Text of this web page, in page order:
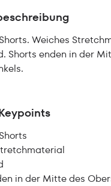
Weiches
Shorts enden in der
in der Mitte des